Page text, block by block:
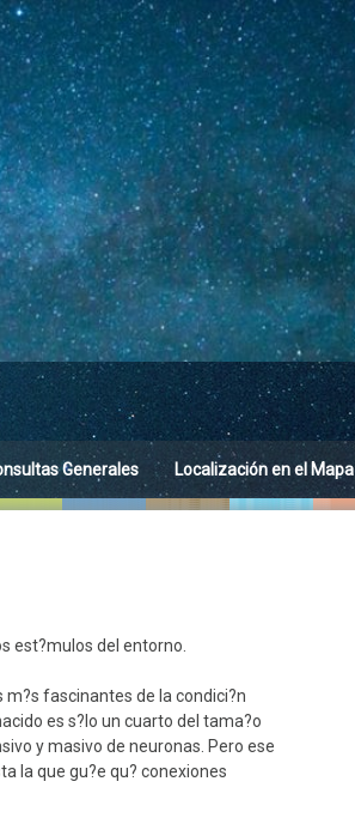
Generales Localización en el Mapa
est?mulos del entorno.
m?s fascinantes de la condici?n
es s?lo un cuarto del tama?o
y masivo de neuronas. Pero ese
la que gu?e qu? conexiones